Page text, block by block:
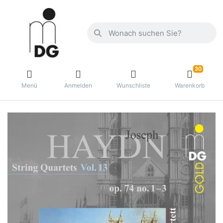
Menü Anmelden Wunschliste
30
Warenkorb